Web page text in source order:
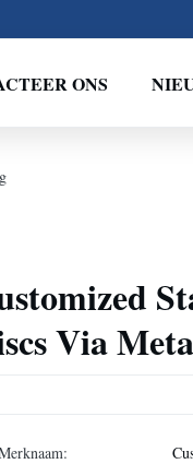
ONS
Via